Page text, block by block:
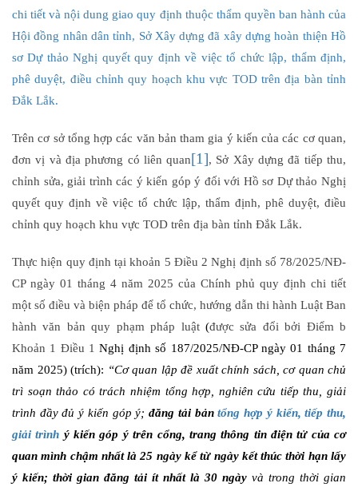
chi tiết và nội dung giao quy định thuộc thẩm quyền ban hành của
Hội đồng nhân dân tỉnh, Sở Xây dựng đã xây dựng hoàn thiện Hồ
sơ Dự thảo Nghị quyết quy định về việc tổ chức lập, thẩm định,
phê duyệt, điều chỉnh quy hoạch khu vực TOD trên địa bàn tỉnh
Đắk Lắk.
Trên cơ sở tổng hợp các văn bản tham gia ý kiến của các cơ quan,
đơn vị và địa phương có liên quan[1], Sở Xây dựng đã tiếp thu,
chỉnh sửa, giải trình các ý kiến góp ý đối với Hồ sơ Dự thảo Nghị
quyết quy định về việc tổ chức lập, thẩm định, phê duyệt, điều
chỉnh quy hoạch khu vực TOD trên địa bàn tỉnh Đắk Lắk.
Thực hiện quy định tại khoản 5 Điều 2 Nghị định số 78/2025/NĐ-
CP ngày 01 tháng 4 năm 2025 của Chính phủ quy định chi tiết
một số điều và biện pháp để tổ chức, hướng dẫn thi hành Luật Ban
hành văn bản quy phạm pháp luật(được sửa đổi bởi Điểm b
Khoản 1 Điều 1Nghị định số 187/2025/NĐ-CP ngày 01 tháng 7
năm 2025) (trích): “Cơ quan lập đề xuất chính sách, cơ quan chủ
trì soạn thảo có trách nhiệm tổng hợp, nghiên cứu tiếp thu, giải
trình đầy đủ ý kiến góp ý;đăng tải bảntổng hợp ý kiến,tiếp thu,
giải trình ý kiến góp ýtrên cổng, trang thông tin điện tử của cơ
quan mình chậm nhất là 25 ngày kể từ ngày kết thúc thời hạn lấy
ý kiến; thời gian đăng tải ít nhất là 30 ngày và trong thời gian